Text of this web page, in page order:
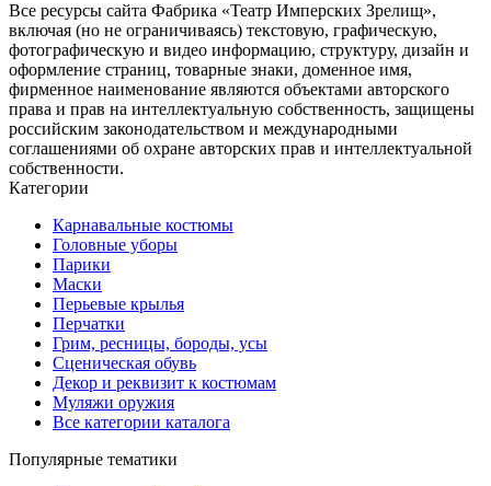
Все ресурсы сайта Фабрика «Театр Имперских Зрелищ»,
включая (но не ограничиваясь) текстовую, графическую,
фотографическую и видео информацию, структуру, дизайн и
оформление страниц, товарные знаки, доменное имя,
фирменное наименование являются объектами авторского
права и прав на интеллектуальную собственность, защищены
российским законодательством и международными
соглашениями об охране авторских прав и интеллектуальной
собственности.
Категории
Карнавальные костюмы
Головные уборы
Парики
Маски
Перьевые крылья
Перчатки
Грим, ресницы, бороды, усы
Сценическая обувь
Декор и реквизит к костюмам
Муляжи оружия
Все категории каталога
Популярные тематики